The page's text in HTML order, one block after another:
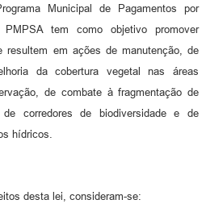
Municipal de Pagamentos por
tem como objetivo promover
resultem em ações de manutenção, de
da cobertura vegetal nas áreas
de combate à fragmentação de
corredores de biodiversidade e de
hídricos.
desta lei, consideram-se: